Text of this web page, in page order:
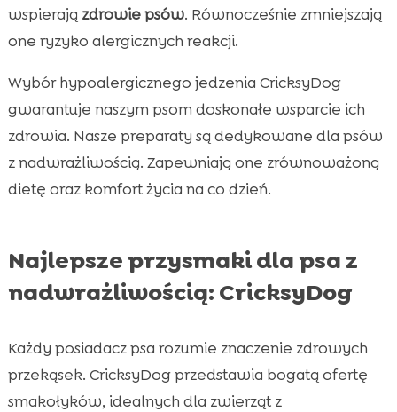
wspierają zdrowie psów. Równocześnie zmniejszają
one ryzyko alergicznych reakcji.
Wybór hypoalergicznego jedzenia CricksyDog
gwarantuje naszym psom doskonałe wsparcie ich
zdrowia. Nasze preparaty są dedykowane dla psów
z nadwrażliwością. Zapewniają one zrównoważoną
dietę oraz komfort życia na co dzień.
Najlepsze przysmaki dla psa z
nadwrażliwością: CricksyDog
Każdy posiadacz psa rozumie znaczenie zdrowych
przekąsek. CricksyDog przedstawia bogatą ofertę
smakołyków, idealnych dla zwierząt z